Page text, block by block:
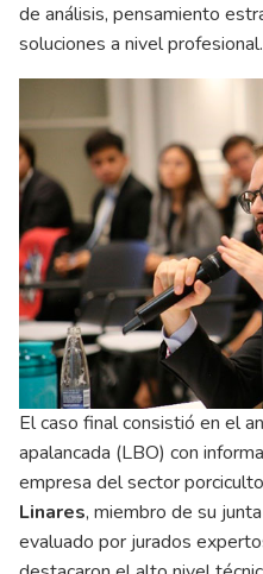
de análisis, pensamiento
soluciones a nivel profesional.
El caso final consistió en el
apalancada (LBO) con
empresa del sector
Linares, miembro de su
evaluado por jurados